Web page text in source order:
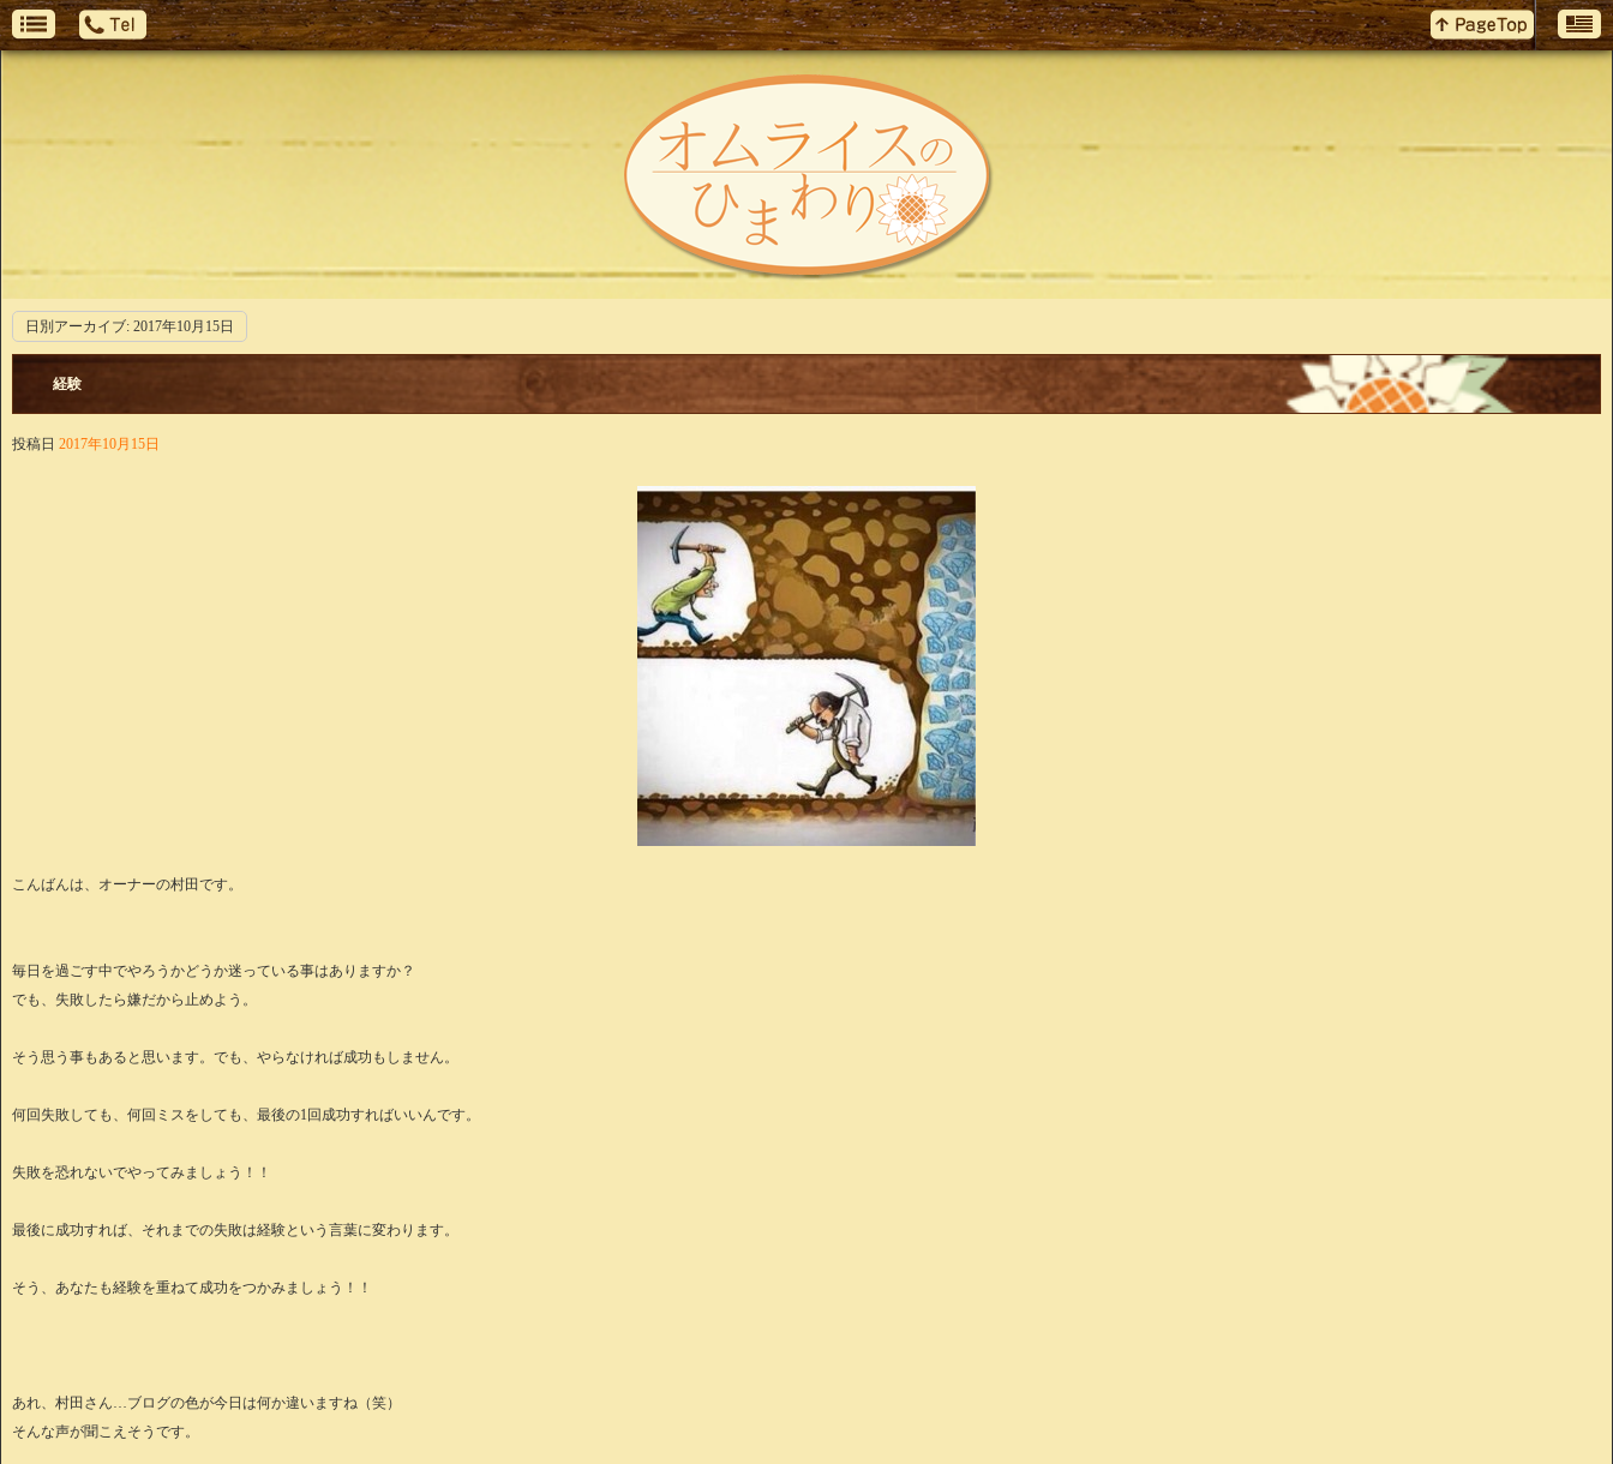
日別アーカイブ: 2017年10月15日
経験
投稿日 2017年10月15日
こんばんは、オーナーの村田です。
毎日を過ごす中でやろうかどうか迷っている事はありますか？
でも、失敗したら嫌だから止めよう。
そう思う事もあると思います。でも、やらなければ成功もしません。
何回失敗しても、何回ミスをしても、最後の1回成功すればいいんです。
失敗を恐れないでやってみましょう！！
最後に成功すれば、それまでの失敗は経験という言葉に変わります。
そう、あなたも経験を重ねて成功をつかみましょう！！
あれ、村田さん…ブログの色が今日は何か違いますね（笑）
そんな声が聞こえそうです。